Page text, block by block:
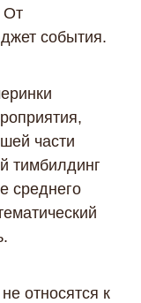
От
события.
части
тимбилдинг
среднего
относятся к